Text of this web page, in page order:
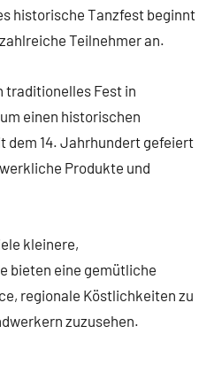
historische Tanzfest beginnt
Teilnehmer an.
traditionelles Fest in
einen historischen
dem 14. Jahrhundert gefeiert
Produkte und
kleinere,
bieten eine gemütliche
regionale Köstlichkeiten zu
zuzusehen.